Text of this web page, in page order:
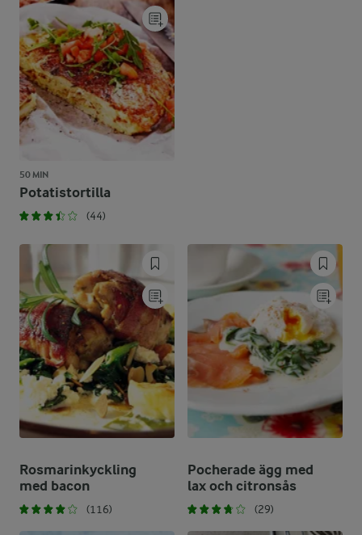
50 MIN
Potatistortilla
(44)
Rosmarinkyckling
med bacon
(116)
Pocherade ägg med
lax och citronsås
(29)